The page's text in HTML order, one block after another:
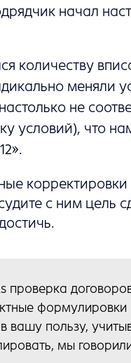
начал
количеству
меняли
не
условий), что
с ним цель
проверка
формулировки
вашу пользу,
мы